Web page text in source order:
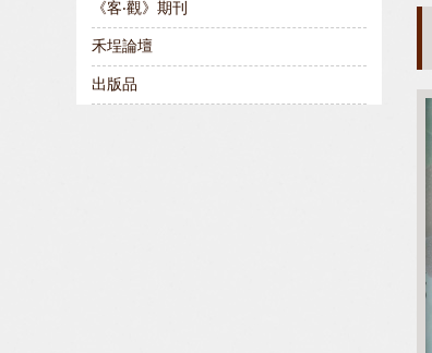
《客‧觀》期刊
禾埕論壇
出版品